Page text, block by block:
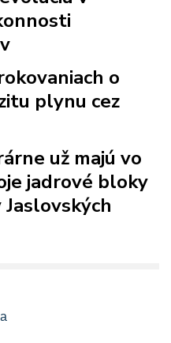
o
plynu cez
už majú vo
jadrové bloky
Jaslovských